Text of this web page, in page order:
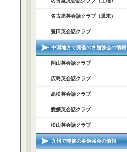
名古屋英会話クラブ（週末）
豊田英会話クラブ
中国地方で開催の各勉強会の情報
岡山英会話クラブ
広島英会話クラブ
高松英会話クラブ
愛媛英会話クラブ
松山英会話クラブ
九州で開催の各勉強会の情報